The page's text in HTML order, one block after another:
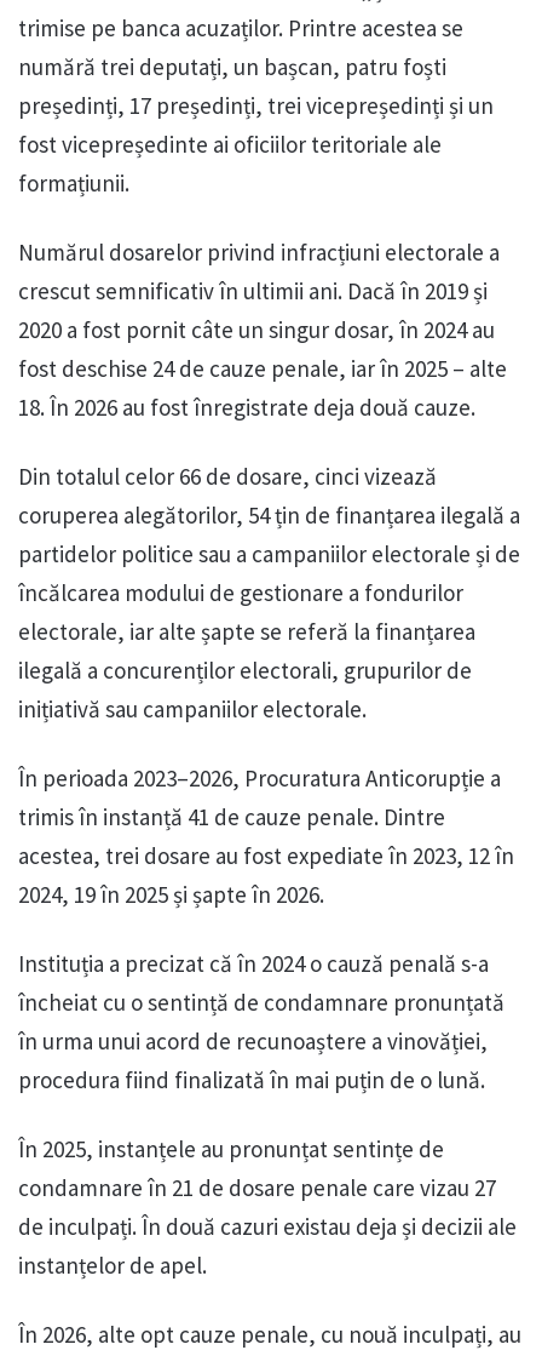
trimise pe banca acuzaților. Printre acestea se
numără trei deputați, un bașcan, patru foști
președinți, 17 președinți, trei vicepreședinți și un
fost vicepreședinte ai oficiilor teritoriale ale
formațiunii.
Numărul dosarelor privind infracțiuni electorale a
crescut semnificativ în ultimii ani. Dacă în 2019 și
2020 a fost pornit câte un singur dosar, în 2024 au
fost deschise 24 de cauze penale, iar în 2025 – alte
18. În 2026 au fost înregistrate deja două cauze.
Din totalul celor 66 de dosare, cinci vizează
coruperea alegătorilor, 54 țin de finanțarea ilegală a
partidelor politice sau a campaniilor electorale și de
încălcarea modului de gestionare a fondurilor
electorale, iar alte șapte se referă la finanțarea
ilegală a concurenților electorali, grupurilor de
inițiativă sau campaniilor electorale.
În perioada 2023–2026, Procuratura Anticorupție a
trimis în instanță 41 de cauze penale. Dintre
acestea, trei dosare au fost expediate în 2023, 12 în
2024, 19 în 2025 și șapte în 2026.
Instituția a precizat că în 2024 o cauză penală s-a
încheiat cu o sentință de condamnare pronunțată
în urma unui acord de recunoaștere a vinovăției,
procedura fiind finalizată în mai puțin de o lună.
În 2025, instanțele au pronunțat sentințe de
condamnare în 21 de dosare penale care vizau 27
de inculpați. În două cazuri existau deja și decizii ale
instanțelor de apel.
În 2026, alte opt cauze penale, cu nouă inculpați, au